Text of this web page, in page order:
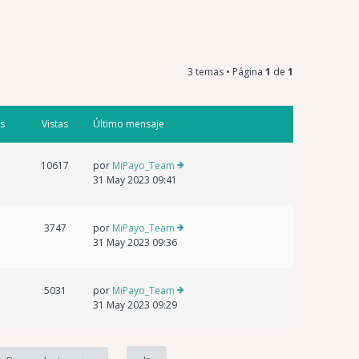
3 temas • Página 1 de 1
Vistas Último mensaje
10617 por MiPayo_Team
31 May 2023 09:41
3747 por MiPayo_Team
31 May 2023 09:36
5031 por MiPayo_Team
31 May 2023 09:29